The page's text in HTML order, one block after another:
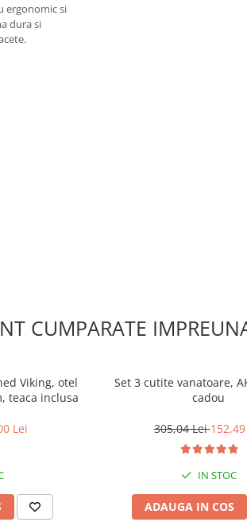
ergonomic si
dura si
CUMPARATE
Viking, otel
teaca inclusa
Lei
Set 3 cutite vanatoare,
cadou
305,04 Lei
IN STOC
ADAUGA IN COS